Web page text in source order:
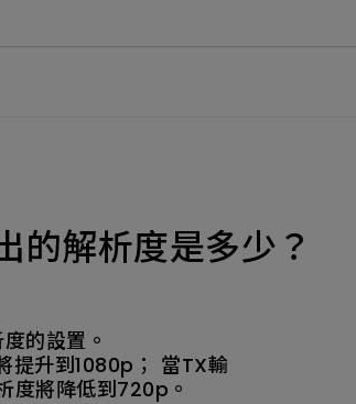
解析度是多少？
的設置。
提升到1080p； 當TX輸
度將降低到720p。